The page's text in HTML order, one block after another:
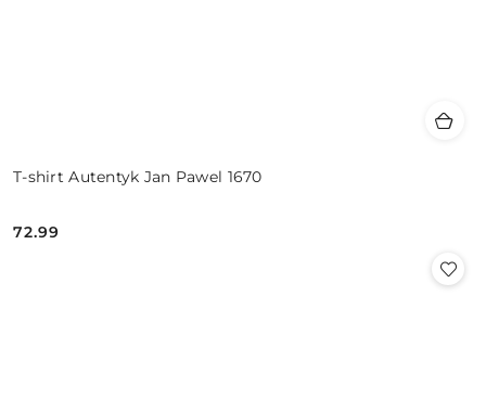
T-shirt Autentyk Jan Pawel 1670
Cena:
72.99